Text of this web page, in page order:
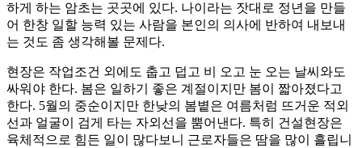
하게 하는 암초는 곳곳에 있다. 나이라는 잣대로 정년을 만들
어 한창 일할 능력 있는 사람을 본인의 의사에 반하여 내보내
는 것도 좀 생각해볼 문제다.
현장은 작업조건 외에도 춥고 덥고 비 오고 눈 오는 날씨와도
싸워야 한다. 봄은 일하기 좋은 계절이지만 봄이 짧아졌다고
한다. 5월의 중순이지만 한낮의 봄볕은 여름처럼 뜨거운 적외
선과 얼굴이 검게 타는 자외선을 뿜어낸다. 특히 건설현장은
육체적으로 힘든 일이 많다보니 근로자들은 땀을 많이 흘립니